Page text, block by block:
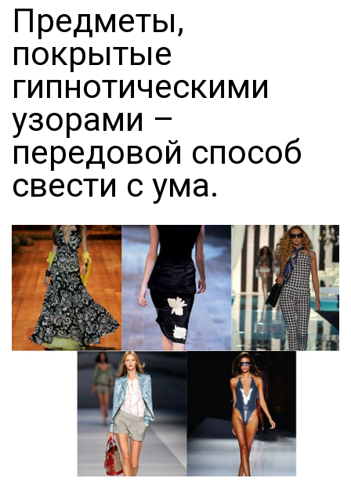
Предметы,
покрытые
гипнотическими
узорами –
передовой способ
свести с ума.